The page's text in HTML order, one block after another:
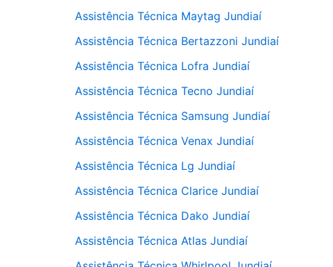
Assistência Técnica Maytag Jundiaí
Assistência Técnica Bertazzoni Jundiaí
Assistência Técnica Lofra Jundiaí
Assistência Técnica Tecno Jundiaí
Assistência Técnica Samsung Jundiaí
Assistência Técnica Venax Jundiaí
Assistência Técnica Lg Jundiaí
Assistência Técnica Clarice Jundiaí
Assistência Técnica Dako Jundiaí
Assistência Técnica Atlas Jundiaí